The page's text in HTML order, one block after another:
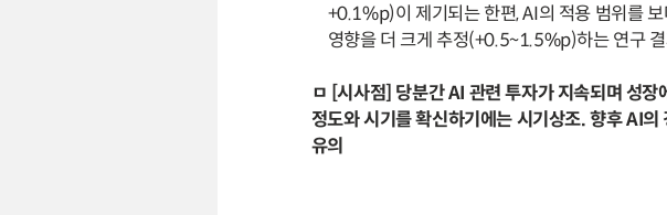
+0.1%p)이 제기되는 한편, AI의 적용 범위를
영향을 더 크게 추정(+0.5~1.5%p)하는 연구
ㅁ [시사점] 당분간 AI 관련 투자가 지속되며 성
정도와 시기를 확신하기에는 시기상조. 향후 AI
유의